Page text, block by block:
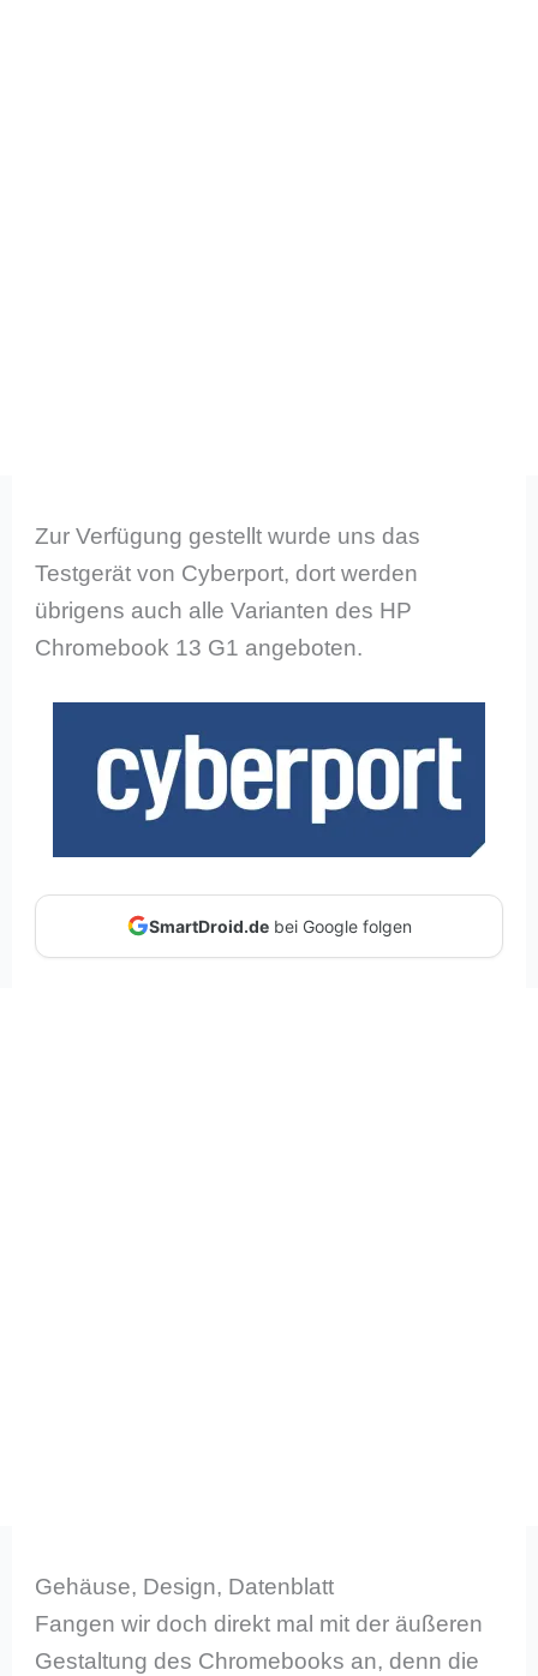
Zur Verfügung gestellt wurde uns das
Testgerät von Cyberport, dort werden
übrigens auch alle Varianten des HP
Chromebook 13 G1 angeboten.
SmartDroid.debei Google folgen
Gehäuse, Design, Datenblatt
Fangen wir doch direkt mal mit der äußeren
Gestaltung des Chromebooks an, denn die